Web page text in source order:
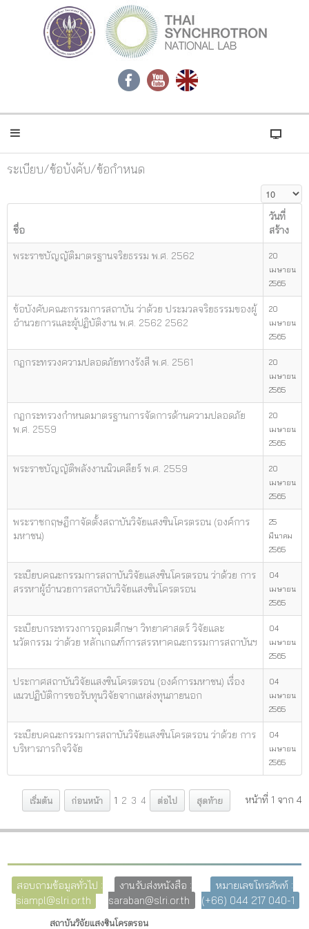
ระเบียบ/ข้อบังคับ/ข้อกำหนด
แสดง #
ชื่อ
วันที่
สร้าง
พระราชบัญญัติมาตรฐานจริยธรรม พ.ศ. 2562
20
เมษายน
2565
ข้อบังคับคณะกรรมการสถาบัน ว่าด้วย ประมวลจริยธรรมของผู้
อำนวยการและผู้ปฏิบัติงาน พ.ศ. 2562 2562
20
เมษายน
2565
กฎกระทรวงความปลอดภัยทางรังสี พ.ศ. 2561
20
เมษายน
2565
กฎกระทรวงกำหนดมาตรฐานการจัดการด้านความปลอดภัย
พ.ศ. 2559
20
เมษายน
2565
พระราชบัญญัติพลังงานนิวเคลียร์ พ.ศ. 2559
20
เมษายน
2565
พระราชกฤษฎีกาจัดตั้งสถาบันวิจัยแสงซินโครตรอน (องค์การ
มหาชน)
25
มีนาคม
2565
ระเบียบคณะกรรมการสถาบันวิจัยแสงซินโครตรอน ว่าด้วย การ
สรรหาผู้อำนวยการสถาบันวิจัยแสงซินโครตรอน
04
เมษายน
2565
ระเบียบกระทรวงการอุดมศึกษา วิทยาศาสตร์ วิจัยและ
นวัตกรรม ว่าด้วย หลักเกณฑ์การสรรหาคณะกรรมการสถาบันฯ
04
เมษายน
2565
ประกาศสถาบันวิจัยแสงซินโครตรอน (องค์การมหาชน) เรื่อง
แนวปฏิบัติการขอรับทุนวิจัยจากแหล่งทุนภายนอก
04
เมษายน
2565
ระเบียบคณะกรรมการสถาบันวิจัยแสงซินโครตรอน ว่าด้วย การ
บริหารภารกิจวิจัย
04
เมษายน
2565
หน้าที่ 1 จาก 4
เริ่มต้น ก่อนหน้า 1 2 3 4 ต่อไป สุดท้าย
สอบถามข้อมูลทั่วไป :
siampl@slri.or.th
งานรับส่งหนังสือ :
saraban@slri.or.th
หมายเลขโทรศัพท์ :
(+66) 044 217 040-1
สถาบันวิจัยแสงซินโครตรอน